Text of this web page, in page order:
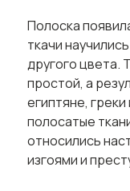
Полоска
ткачи
другого цвета.
простой, а
египтяне,
полосатые
относились
изгоями и